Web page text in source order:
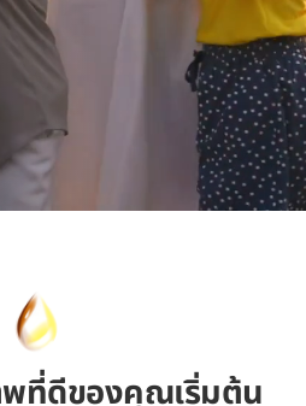
พที่ดีของคุณเริ่มต้น